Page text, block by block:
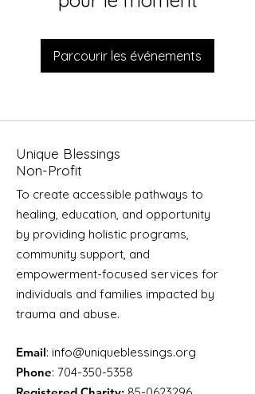
Parcourir les événements
Unique Blessings
Non-Profit
To create accessible pathways to
healing, education, and opportunity
by providing holistic programs,
community support, and
empowerment-focused services for
individuals and families impacted by
trauma and abuse.
Email: info@uniqueblessings.org
Phone: 704-350-5358